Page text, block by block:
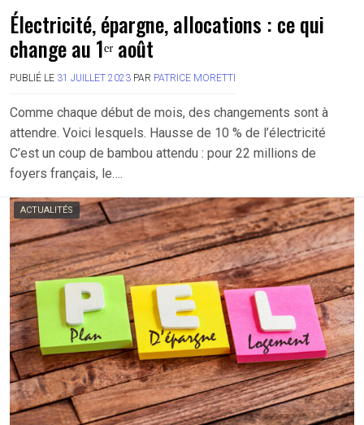
Électricité, épargne, allocations : ce qui
change au 1ᵉʳ août
PUBLIÉ LE 31 JUILLET 2023 PAR PATRICE MORETTI
Comme chaque début de mois, des changements sont à
attendre. Voici lesquels. Hausse de 10 % de l’électricité
C’est un coup de bambou attendu : pour 22 millions de
foyers français, le….
ACTUALITÉS